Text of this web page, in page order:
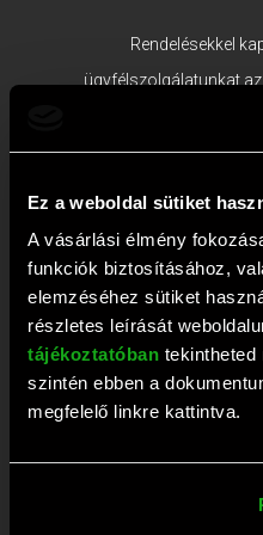
Ez a weboldal sütiket
A vásárlási élmény
funkciók biztosításához,
elemzéséhez sütiket
részletes leírását
tájékoztatóban tekintheted
szintén ebben a
megfelelő linkre kattintva.
Rendelésekkel
ügyfélszolgálatunkat
1117 Budapest,
Ügyfélszolgálat
E-mail:
Nyitva: Hétfő-Péntek
Rufusz
Fax: